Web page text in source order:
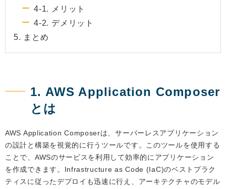
4-1. メリット
4-2. デメリット
5. まとめ
1. AWS Application Composer
とは
AWS Application Composerは、サーバーレスアプリケーション
の設計と構築を視覚的に行うツールです。このツールを使用する
ことで、AWSのサービスを利用して効率的にアプリケーション
を作成できます。Infrastructure as Code (IaC)のベストプラク
ティスに従ったデプロイも迅速に行え、アーキテクチャのモデル